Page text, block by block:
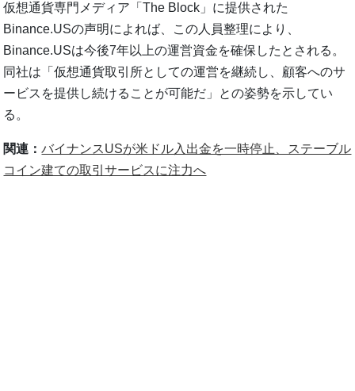
仮想通貨専門メディア「The Block」に提供された
Binance.USの声明によれば、この人員整理により、
Binance.USは今後7年以上の運営資金を確保したとされる。
同社は「仮想通貨取引所としての運営を継続し、顧客へのサ
ービスを提供し続けることが可能だ」との姿勢を示してい
る。
関連：バイナンスUSが米ドル入出金を一時停止、ステーブル
コイン建ての取引サービスに注力へ